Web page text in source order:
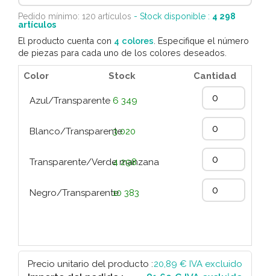
Pedido mínimo: 120 artículos - Stock disponible : 4 298
artículos
El producto cuenta con 4 colores . Especifique el número
de piezas para cada uno de los colores deseados.
Color Stock Cantidad
Azul/Transparente 6 349
Blanco/Transparente3 020
Transparente/Verde manzana
4 298
Negro/Transparente10 383
Precio unitario del producto :20,89 € IVA excluido